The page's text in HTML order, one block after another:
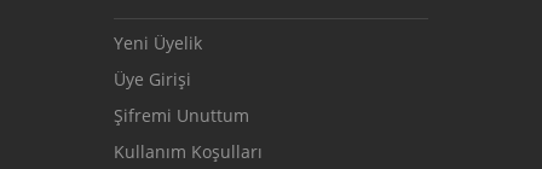
Yeni Üyelik
Üye Girişi
Şifremi Unuttum
Kullanım Koşulları